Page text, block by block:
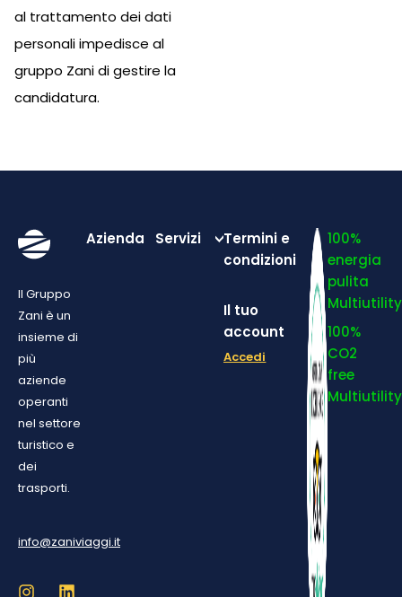
al trattamento dei dati
personali impedisce al
gruppo Zani di gestire la
candidatura.
Il Gruppo
Zani è un
insieme di
più
aziende
operanti
nel settore
turistico e
dei
trasporti.
info@zaniviaggi.it
Azienda Servizi
Termini e
condizioni
Il tuo
account
Accedi
100%
energia
pulita
Multiutility
100%
CO2
free
Multiutility